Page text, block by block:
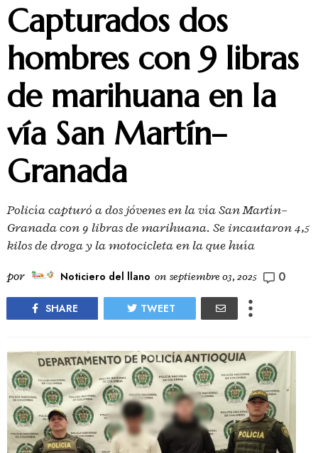
Capturados dos
hombres con 9 libras
de marihuana en la
vía San Martín–
Granada
Policía capturó a dos jóvenes en la vía San Martín–
Granada con 9 libras de marihuana. Se incautaron 4,5
kilos de droga y la motocicleta en la que huía
por Noticiero del llano on septiembre 03, 2025 0
SHARE TWEET